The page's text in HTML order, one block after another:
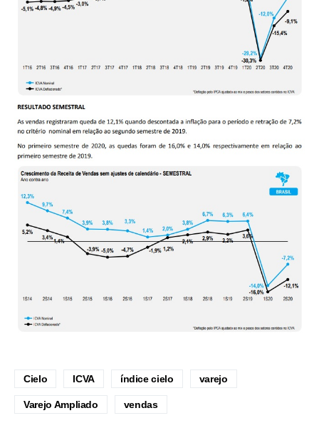
Cielo ICVA índice cielo varejo
Varejo Ampliado vendas